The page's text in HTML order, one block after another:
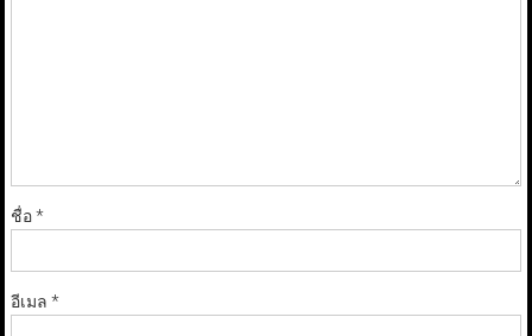
ชื่อ*
อีเมล *